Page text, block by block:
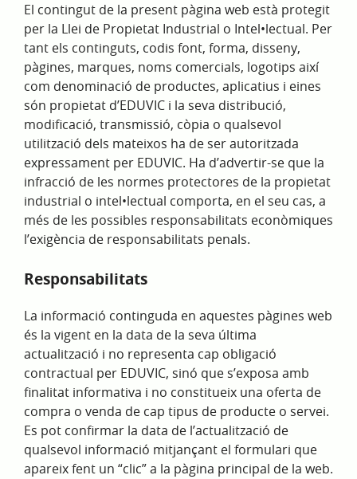
El contingut de la present pàgina web està protegit
per la Llei de Propietat Industrial o Intel•lectual. Per
tant els continguts, codis font, forma, disseny,
pàgines, marques, noms comercials, logotips així
com denominació de productes, aplicatius i eines
són propietat d’EDUVIC i la seva distribució,
modificació, transmissió, còpia o qualsevol
utilització dels mateixos ha de ser autoritzada
expressament per EDUVIC. Ha d’advertir-se que la
infracció de les normes protectores de la propietat
industrial o intel•lectual comporta, en el seu cas, a
més de les possibles responsabilitats econòmiques
l’exigència de responsabilitats penals.
Responsabilitats
La informació continguda en aquestes pàgines web
és la vigent en la data de la seva última
actualització i no representa cap obligació
contractual per EDUVIC, sinó que s’exposa amb
finalitat informativa i no constitueix una oferta de
compra o venda de cap tipus de producte o servei.
Es pot confirmar la data de l’actualització de
qualsevol informació mitjançant el formulari que
apareix fent un “clic” a la pàgina principal de la web.